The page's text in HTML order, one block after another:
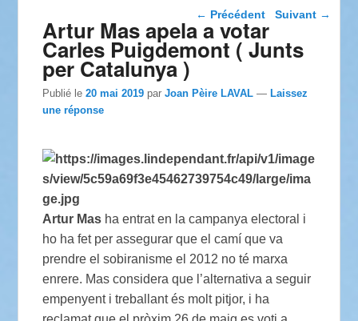
Navigation dans les
← Précédent Suivant →
Artur Mas apela a votar
Carles Puigdemont ( Junts
per Catalunya )
Publié le20 mai 2019 parJoan Pèire LAVAL —Laissez
une réponse
Artur Mas ha entrat en la campanya electoral i
ho ha fet per assegurar que el camí que va
prendre el sobiranisme el 2012 no té marxa
enrere. Mas considera que l’alternativa a seguir
empenyent i treballant és molt pitjor, i ha